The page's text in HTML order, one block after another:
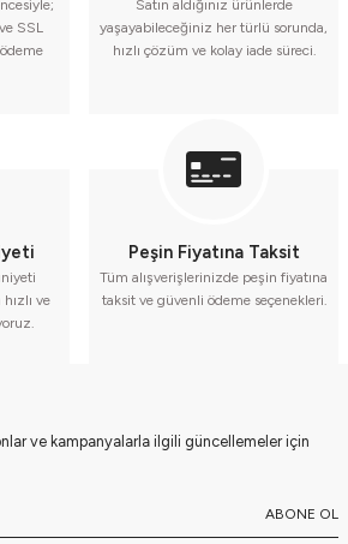
SSL
Satın aldığınız ürünlerde
yaşayabileceğiniz her türlü sorunda,
hızlı çözüm ve kolay iade süreci.
ve
Peşin Fiyatına Taksit
Tüm alışverişlerinizde peşin fiyatına
taksit ve güvenli ödeme seçenekleri.
ve kampanyalarla ilgili güncellemeler için
ABONE OL